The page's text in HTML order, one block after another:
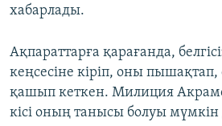
хабарлады.
Ақпараттарға қарағанда,
кеңсесіне кіріп, оны
қашып кеткен. Милиция
кісі оның танысы болуы